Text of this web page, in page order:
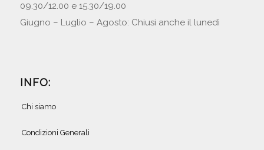
09.30/12.00 e 15.30/19.00
Giugno – Luglio – Agosto: Chiusi anche il lunedì
INFO:
Chi siamo
Condizioni Generali